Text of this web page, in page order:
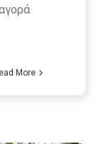
More